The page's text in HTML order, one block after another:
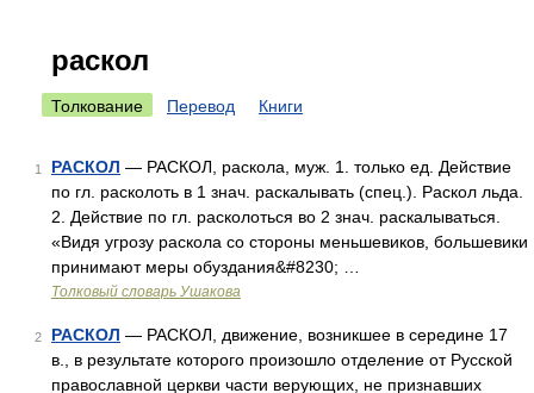
раскол
Толкование Перевод Книги
1 РАСКОЛ — РАСКОЛ, раскола, муж. 1. только ед. Действие
по гл. расколоть в 1 знач. раскалывать (спец.). Раскол льда.
2. Действие по гл. расколоться во 2 знач. раскалываться.
«Видя угрозу раскола со стороны меньшевиков, большевики
принимают меры обуздания&#8230; …
Толковый словарь Ушакова
2 РАСКОЛ — РАСКОЛ, движение, возникшее в середине 17
в., в результате которого произошло отделение от Русской
православной церкви части верующих, не признавших